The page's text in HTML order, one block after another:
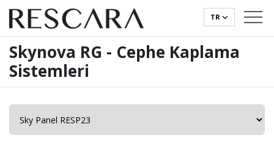
TR
Skynova RG - Cephe Kaplama
Sistemleri